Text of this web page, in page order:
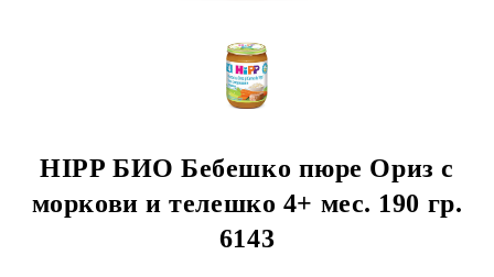
HIPP БИО Бебешко пюре Ориз с
моркови и телешко 4+ мес. 190 гр.
6143